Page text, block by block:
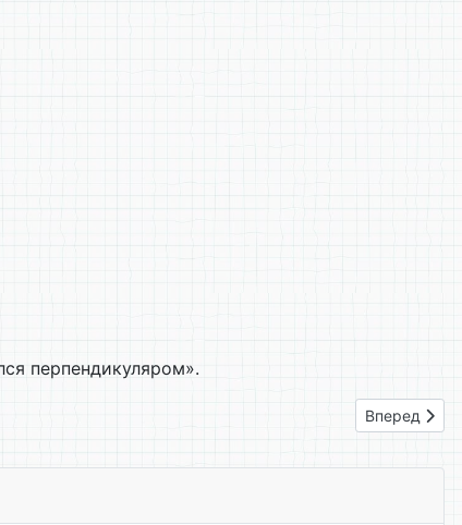
перпендикуляром».
Следующий:
Вперед